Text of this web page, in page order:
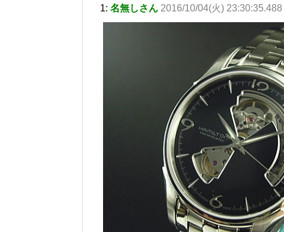
1: 名無しさん 2016/10/04(火) 23:30:35.488